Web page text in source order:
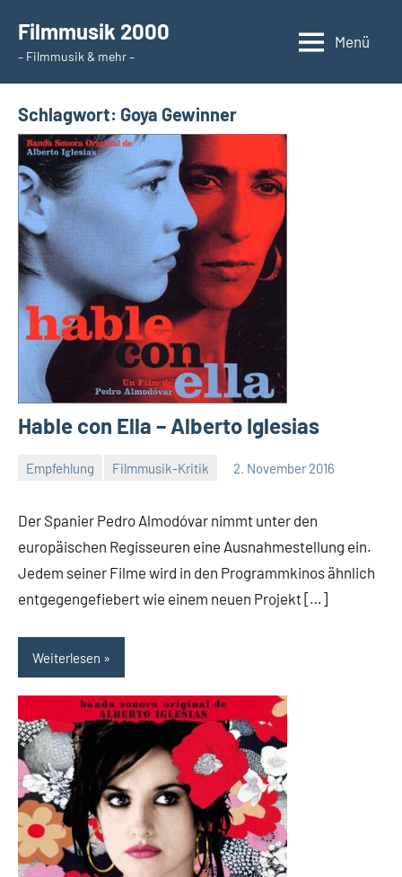
Inhalt
springen
Filmmusik 2000
– Filmmusik & mehr –
Menü
Schlagwort: Goya Gewinner
Hable con Ella – Alberto Iglesias
Empfehlung Filmmusik-Kritik 2. November 2016
Der Spanier Pedro Almodóvar nimmt unter den
europäischen Regisseuren eine Ausnahmestellung ein.
Jedem seiner Filme wird in den Programmkinos ähnlich
entgegengefiebert wie einem neuen Projekt […]
Weiterlesen